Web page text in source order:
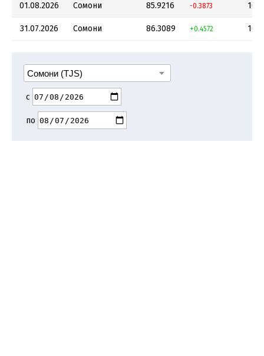
01.08.2026 Сомони 85.9216 -0.3873 10
31.07.2026 Сомони 86.3089 +0.4572 10
с
по